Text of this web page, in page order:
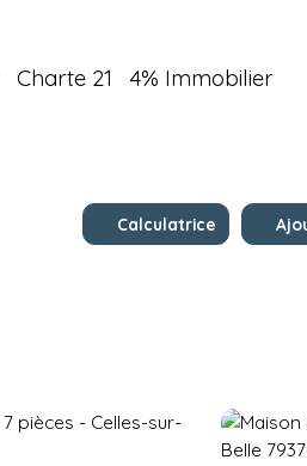
Charte 21 4% Immobilier
Calculatrice